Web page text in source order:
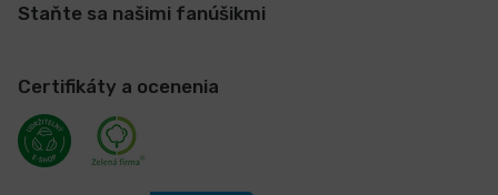
Staňte sa našimi fanúšikmi
Certifikáty a ocenenia